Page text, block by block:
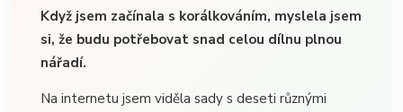
Když jsem začínala s korálkováním, myslela jsem
si, že budu potřebovat snad celou dílnu plnou
nářadí.
Na internetu jsem viděla sady s deseti různými